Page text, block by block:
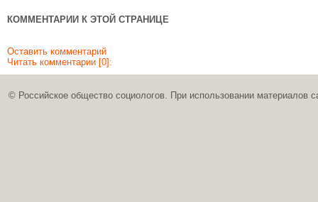
КОММЕНТАРИИ К ЭТОЙ СТРАНИЦЕ
Оставить комментарий
Читать комментарии [0]:
© Российское общество социологов. При использовании материалов